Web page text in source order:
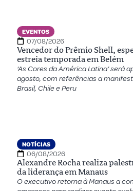
EVENTOS
07/08/2026
Vencedor do Prêmio Shell,
estreia temporada em Belém
‘As Cores da América Latina’ será
agosto, com referências a
Brasil, Chile e Peru
NOTÍCIAS
06/08/2026
Alexandre Rocha realiza
da liderança em Manaus
O executivo retorna à Manaus a